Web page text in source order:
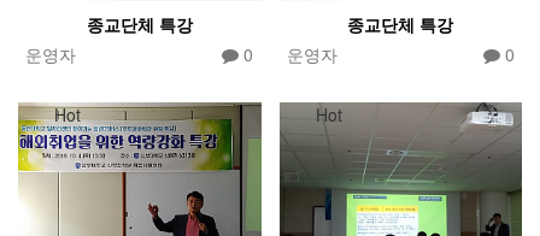
종교단체 특강
운영자
0
종교단체 특강
운영자
0
Hot Hot